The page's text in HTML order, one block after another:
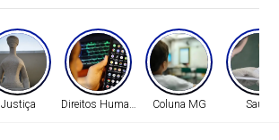
Justiça Direitos Humanos Coluna MG Saúde